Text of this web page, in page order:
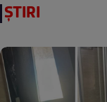
ȘTIRI